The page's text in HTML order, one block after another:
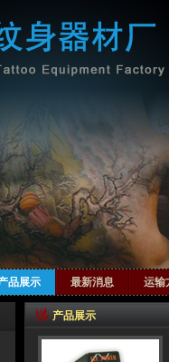
品展示 最新消息 运输
产品展示